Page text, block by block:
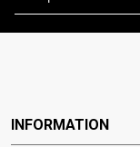
INFORMATION